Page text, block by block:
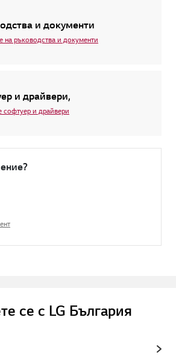
и документи
на ръководства и документи
и драйвери,
софтуер и драйвери
се с LG България